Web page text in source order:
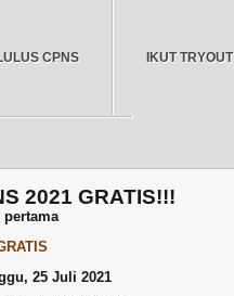
IKUT TRYOUT
CPNS
BERANDA
2021 GRATIS!!!
pertama
25 Juli 2021